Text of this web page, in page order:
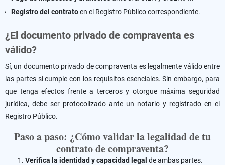
Registro del contratoen el Registro Público correspondiente.
¿El documento privado de compraventa es
válido?
Sí, un documento privado de compraventa es legalmente válido entre
las partes si cumple con los requisitos esenciales. Sin embargo, para
que tenga efectos frente a terceros y otorgue máxima seguridad
jurídica, debe ser protocolizado ante un notario y registrado en el
Registro Público.
Paso a paso: ¿Cómo validar la legalidad de tu
contrato de compraventa?
Verifica la identidad y capacidad legal de ambas partes.